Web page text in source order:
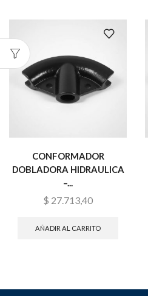
CONFORMADOR
DOBLADORA HIDRAULICA
–...
$ 27.713,40
AÑADIR AL CARRITO